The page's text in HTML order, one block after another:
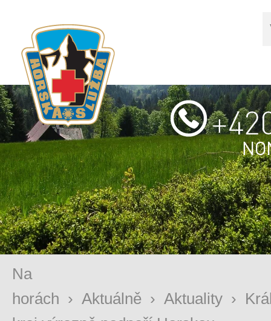
Na
horách › Aktuálně › Aktuality ›